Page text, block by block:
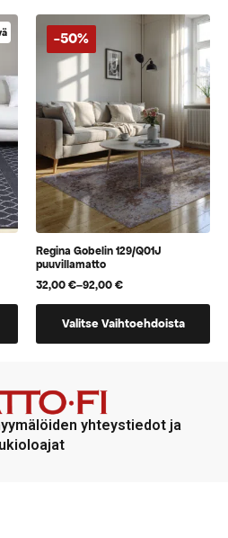
useampi
muunnelma.
tehdä
valinnat
tuotteen
sivulla.
-50%
Regina Gobelin 129/Q01J
puuvillamatto
32,00€–92,00€
Hintaluokka:
32,00 €
92,00 €
Valitse Vaihtoehdoista
tuotteella
muunnelma.
Voit
tehdä
valinnat
yhteystiedot ja